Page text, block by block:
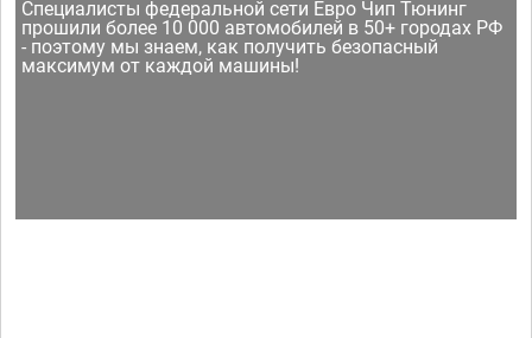
Специалисты федеральной сети Евро Чип Тюнинг
прошили более 10 000 автомобилей в 50+ городах РФ
- поэтому мы знаем, как получить безопасный
максимум от каждой машины!